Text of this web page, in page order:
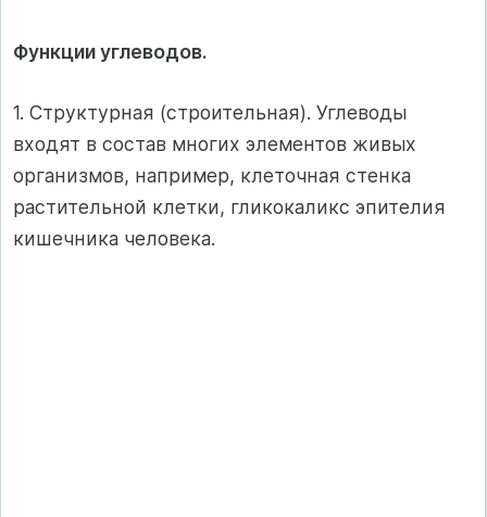
Функции углеводов.
1. Структурная (строительная). Углеводы
входят в состав многих элементов живых
организмов, например, клеточная стенка
растительной клетки, гликокаликс эпителия
кишечника человека.